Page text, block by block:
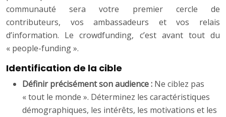
communauté sera votre premier cercle de
contributeurs, vos ambassadeurs et vos relais
d’information. Le crowdfunding, c’est avant tout du
« people-funding ».
Identification de la cible
Définir précisément son audience : Ne ciblez pas
« tout le monde ». Déterminez les caractéristiques
démographiques, les intérêts, les motivations et les